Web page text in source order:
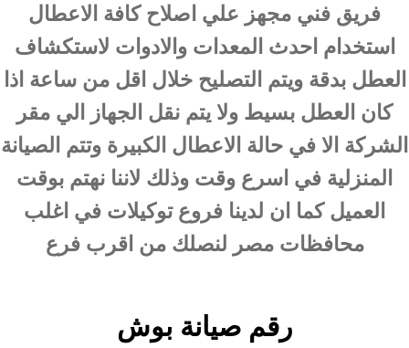
فريق فني مجهز علي اصلاح كافة الاعطال
استخدام احدث المعدات والادوات لاستكشاف
العطل بدقة ويتم التصليح خلال اقل من ساعة اذا
كان العطل بسيط ولا يتم نقل الجهاز الي مقر
الشركة الا في حالة الاعطال الكبيرة وتتم الصيانة
المنزلية في اسرع وقت وذلك لاننا نهتم بوقت
العميل كما ان لدينا فروع توكيلات في اغلب
محافظات مصر لنصلك من اقرب فرع
رقم صيانة بوش